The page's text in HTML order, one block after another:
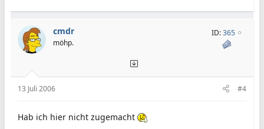
cmdr
möhp.
ID:365
13 Juli 2006 #4
Hab ich hier nicht zugemacht